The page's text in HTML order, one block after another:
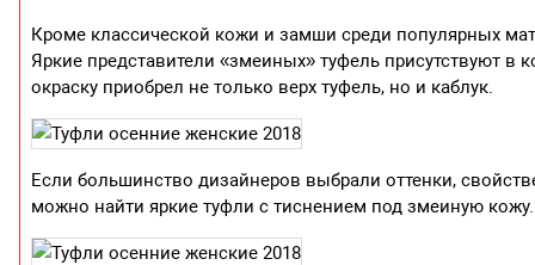
Кроме классической кожи и замши среди популярных
Яркие представители «змеиных» туфель присутствуют в
окраску приобрел не только верх туфель, но и каблук.
Если большинство дизайнеров выбрали оттенки,
можно найти яркие туфли с тиснением под змеиную кожу.